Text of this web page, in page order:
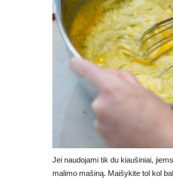
Jei naudojami tik du kiaušiniai,
malimo mašiną. Maišykite tol kol